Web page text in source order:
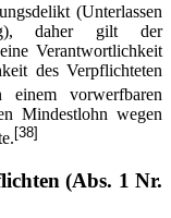
(Unterlassen
daher gilt der
Verantwortlichkeit
des Verpflichteten
vorwerfbaren
Mindestlohn wegen
[38]
(Abs. 1 Nr.